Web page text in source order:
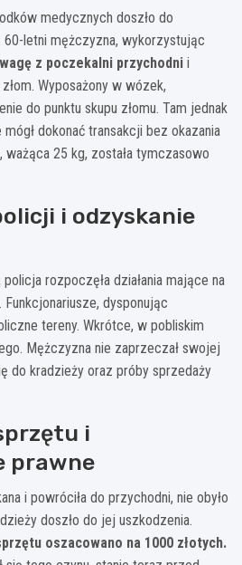
medycznych doszło do
60-letni mężczyzna, wykorzystując
z poczekalni przychodni i
Wyposażony w wózek,
do punktu skupu złomu. Tam jednak
dokonać transakcji bez okazania
ważąca 25 kg, została tymczasowo
i odzyskanie
rozpoczęła działania mające na
dysponując
tereny. Wkrótce, w pobliskim
Mężczyzna nie zaprzeczał swojej
do kradzieży oraz próby sprzedaży
i
prawne
i powróciła do przychodni, nie obyło
doszło do jej uszkodzenia.
oszacowano na 1000 złotych.